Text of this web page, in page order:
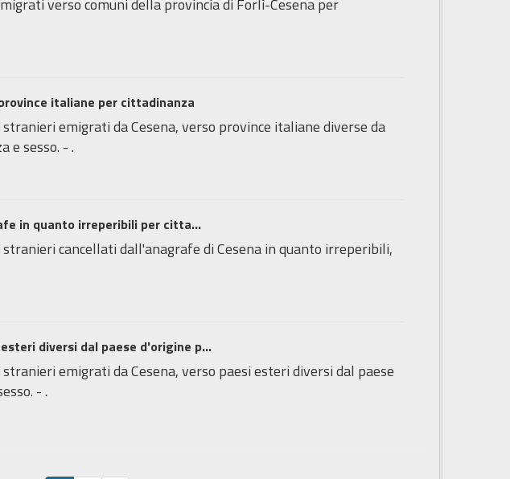
verso comuni della provincia di Forlì-Cesena per
italiane per cittadinanza
emigrati da Cesena, verso province italiane diverse da
e sesso. - .
in quanto irreperibili per citta...
cancellati dall'anagrafe di Cesena in quanto irreperibili,
diversi dal paese d'origine p...
emigrati da Cesena, verso paesi esteri diversi dal paese
- .